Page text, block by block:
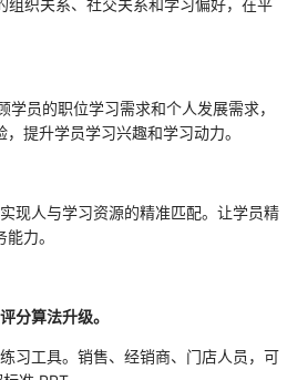
组织关系、社交关系和学习偏好，在平
员的职位学习需求和个人发展需求，
提升学员学习兴趣和学习动力。
现人与学习资源的精准匹配。让学员精
力。
分算法升级。
习工具。销售、经销商、门店人员，可